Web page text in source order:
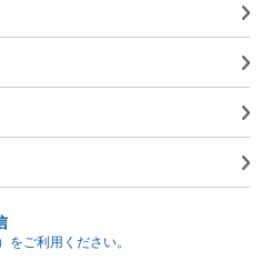
をご利用ください。